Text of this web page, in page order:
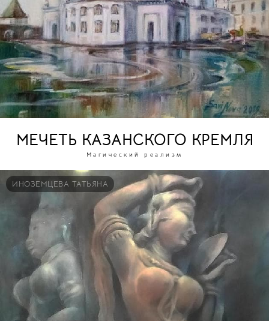
МЕЧЕТЬ КАЗАНСКОГО КРЕМЛЯ
Магический реализм
ИНОЗЕМЦЕВА ТАТЬЯНА